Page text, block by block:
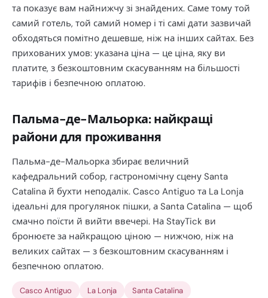
та показує вам найнижчу зі знайдених. Саме тому той
самий готель, той самий номер і ті самі дати зазвичай
обходяться помітно дешевше, ніж на інших сайтах. Без
прихованих умов: указана ціна — це ціна, яку ви
платите, з безкоштовним скасуванням на більшості
тарифів і безпечною оплатою.
Пальма-де-Мальорка: найкращі
райони для проживання
Пальма-де-Мальорка збирає величний
кафедральний собор, гастрономічну сцену Santa
Catalina й бухти неподалік. Casco Antiguo та La Lonja
ідеальні для прогулянок пішки, а Santa Catalina — щоб
смачно поїсти й вийти ввечері. На StayTick ви
бронюєте за найкращою ціною — нижчою, ніж на
великих сайтах — з безкоштовним скасуванням і
безпечною оплатою.
Casco Antiguo La Lonja
Santa Catalina